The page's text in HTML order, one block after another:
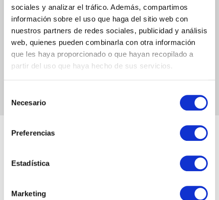
sociales y analizar el tráfico. Además, compartimos
información sobre el uso que haga del sitio web con
nuestros partners de redes sociales, publicidad y análisis
web, quienes pueden combinarla con otra información
que les haya proporcionado o que hayan recopilado a
partir del uso que haya hecho de sus servicios.
Necesario
Preferencias
Estadística
Marketing
Qué puede hacer Copilot para
Dynamics 365 Customer Service por ti